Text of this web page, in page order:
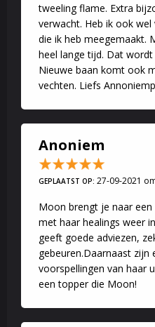
tweeling flame. Extra
verwacht. Heb ik ook wel
die ik heb meegemaakt.
heel lange tijd. Dat
Nieuwe baan komt ook
vechten. Liefs
Anoniem
GEPLAATST OP: 27-09-2021
Moon brengt je naar
met haar healings weer
geeft goede adviezen,
gebeuren.Daarnaast zijn
voorspellingen van haar
een topper die Moon!